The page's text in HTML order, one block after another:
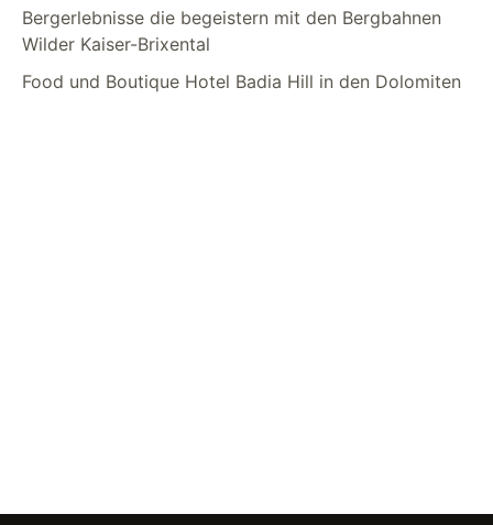
Bergerlebnisse die begeistern mit den Bergbahnen
Wilder Kaiser-Brixental
Food und Boutique Hotel Badia Hill in den Dolomiten